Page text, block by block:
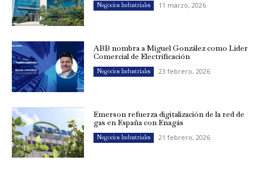
Negocios Industriales 11 marzo, 2026
ABB nombra a Miguel González como Líder
Comercial de Electrificación
Negocios Industriales 23 febrero, 2026
Emerson refuerza digitalización de la red de
gas en España con Enagás
Negocios Industriales 21 febrero, 2026